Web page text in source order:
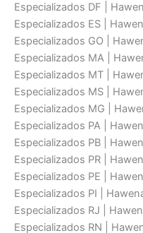
Especializados DF |
Especializados ES |
Especializados GO |
Especializados MA |
Especializados MT |
Especializados MS |
Especializados MG |
Especializados PA |
Especializados PB |
Especializados PR |
Especializados PE |
Especializados PI |
Especializados RJ |
Especializados RN |